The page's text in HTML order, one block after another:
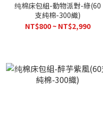
纯棉床包組-動物派對-綠(60
支純棉-300織)
NT$800 ~ NT$2,990